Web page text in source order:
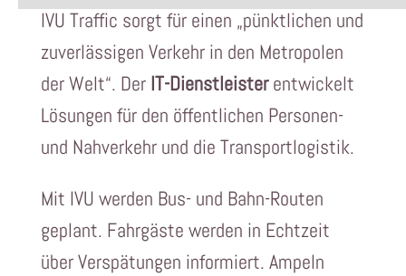
IVU Traffic sorgt für einen „pünktlichen und
zuverlässigen Verkehr in den Metropolen
der Welt“. Der IT-Dienstleisterentwickelt
Lösungen für den öffentlichen Personen-
und Nahverkehr und die Transportlogistik.
Mit IVU werden Bus- und Bahn-Routen
geplant. Fahrgäste werden in Echtzeit
über Verspätungen informiert. Ampeln